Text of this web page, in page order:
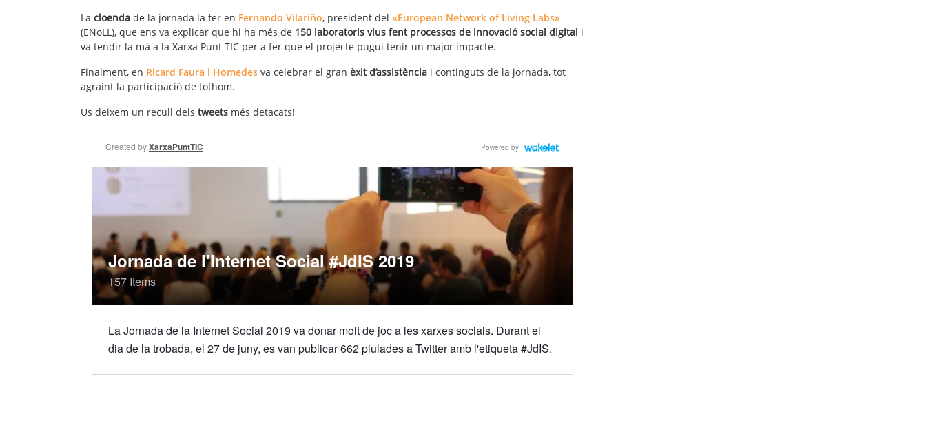
La cloenda de la jornada la fer en Fernando Vilariño, president del «European Network of Living Labs»
(ENoLL), que ens va explicar que hi ha més de 150 laboratoris vius fent processos de innovació social digital i
va tendir la mà a la Xarxa Punt TIC per a fer que el projecte pugui tenir un major impacte.
Finalment, en Ricard Faura i Homedes va celebrar el gran èxit d’assistència i continguts de la jornada, tot
agraint la participació de tothom.
Us deixem un recull dels tweets més detacats!